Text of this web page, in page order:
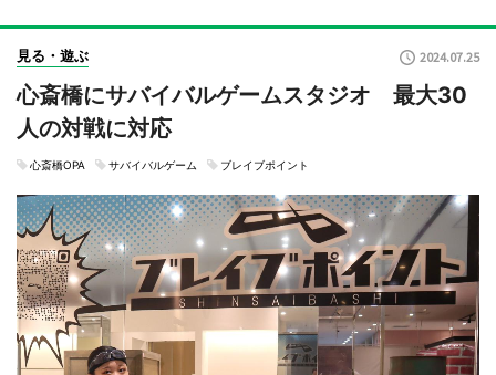
見る・遊ぶ 2024.07.25
心斎橋にサバイバルゲームスタジオ 最大30
人の対戦に対応
心斎橋OPA サバイバルゲーム ブレイブポイント